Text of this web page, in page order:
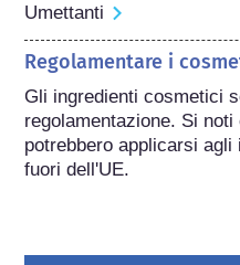
Umettanti
Regolamentare i
Gli ingredienti cosmetici
regolamentazione. Si
potrebbero applicarsi
fuori dell'UE.